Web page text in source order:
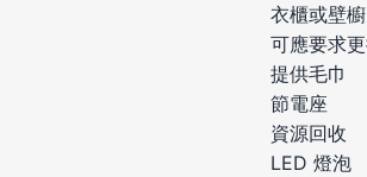
衣櫃或壁櫥
可應要求
提供毛巾
節電座
資源回收
LED 燈泡